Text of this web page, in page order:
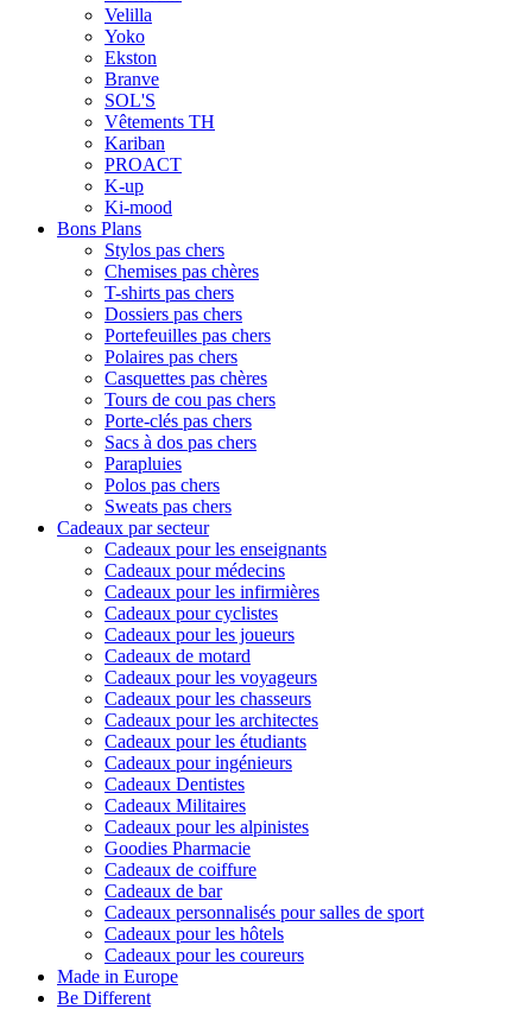
Velilla
Yoko
Ekston
Branve
SOL'S
Vêtements TH
Kariban
PROACT
K-up
Ki-mood
Bons Plans
Stylos pas chers
Chemises pas chères
T-shirts pas chers
Dossiers pas chers
Portefeuilles pas chers
Polaires pas chers
Casquettes pas chères
Tours de cou pas chers
Porte-clés pas chers
Sacs à dos pas chers
Parapluies
Polos pas chers
Sweats pas chers
Cadeaux par secteur
Cadeaux pour les enseignants
Cadeaux pour médecins
Cadeaux pour les infirmières
Cadeaux pour cyclistes
Cadeaux pour les joueurs
Cadeaux de motard
Cadeaux pour les voyageurs
Cadeaux pour les chasseurs
Cadeaux pour les architectes
Cadeaux pour les étudiants
Cadeaux pour ingénieurs
Cadeaux Dentistes
Cadeaux Militaires
Cadeaux pour les alpinistes
Goodies Pharmacie
Cadeaux de coiffure
Cadeaux de bar
Cadeaux personnalisés pour salles de sport
Cadeaux pour les hôtels
Cadeaux pour les coureurs
Made in Europe
Be Different